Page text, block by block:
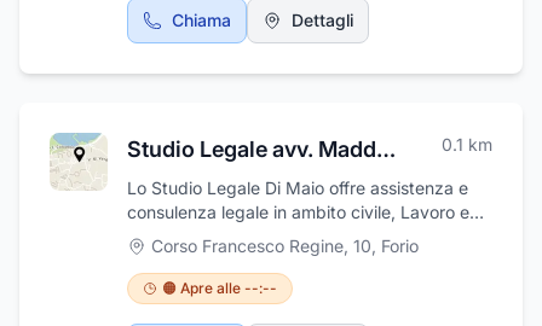
Chiama Dettagli
Studio Legale avv. Maddalena Di Maio 0.1 km
Lo Studio Legale Di Maio offre assistenza e
consulenza legale in ambito civile, Lavoro e
diritto tributario.
Corso Francesco Regine, 10, Forio
🟠 Apre alle --:--